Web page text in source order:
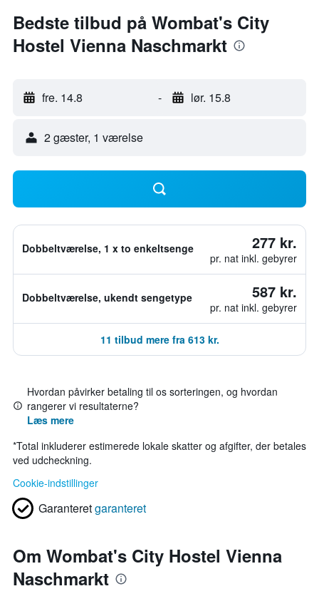
Bedste tilbud på Wombat's City
Hostel Vienna Naschmarkt
fre. 14.8 - lør. 15.8
2 gæster, 1 værelse
Dobbeltværelse, 1 x to enkeltsenge 277 kr.
pr. nat inkl. gebyrer
Dobbeltværelse, ukendt sengetype 587 kr.
pr. nat inkl. gebyrer
11 tilbud mere fra 613 kr.
Hvordan påvirker betaling til os sorteringen, og hvordan
rangerer vi resultaterne?
Læs mere
*Total inkluderer estimerede lokale skatter og afgifter, der betales
ved udcheckning.
Cookie-indstillinger
Garanteretgaranteret
Om Wombat's City Hostel Vienna
Naschmarkt